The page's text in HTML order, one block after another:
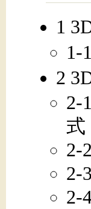
1
1-
2
2-
式
2-
2-
2-